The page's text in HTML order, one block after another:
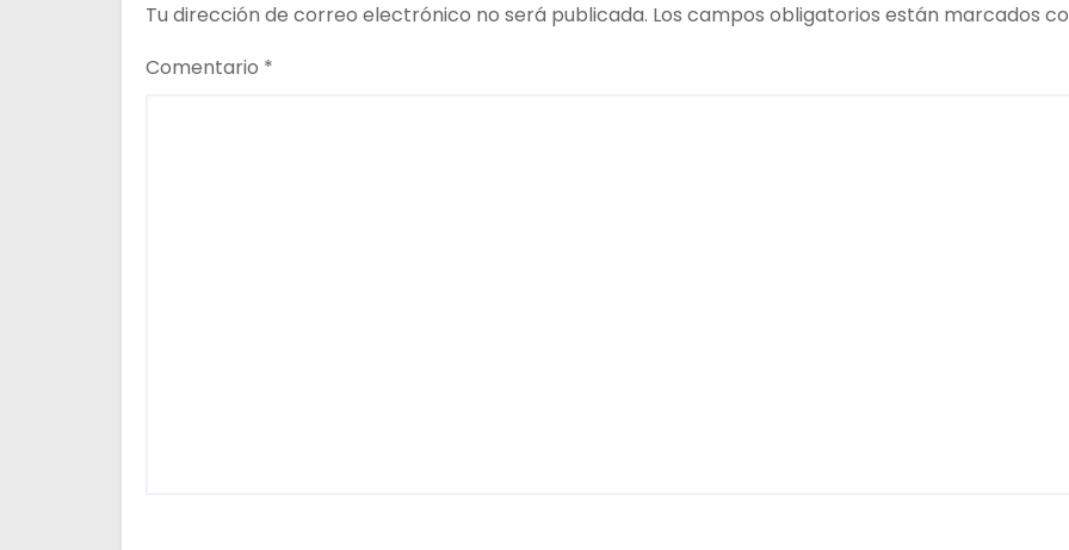
e
n
Tu dirección de correo electrónico no será publicada. Los campos obligatorios están marcados
Comentario *